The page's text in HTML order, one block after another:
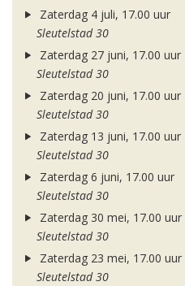
Zaterdag 4 juli, 17.00 uur
Sleutelstad 30
Zaterdag 27 juni, 17.00 uur
Sleutelstad 30
Zaterdag 20 juni, 17.00 uur
Sleutelstad 30
Zaterdag 13 juni, 17.00 uur
Sleutelstad 30
Zaterdag 6 juni, 17.00 uur
Sleutelstad 30
Zaterdag 30 mei, 17.00 uur
Sleutelstad 30
Zaterdag 23 mei, 17.00 uur
Sleutelstad 30